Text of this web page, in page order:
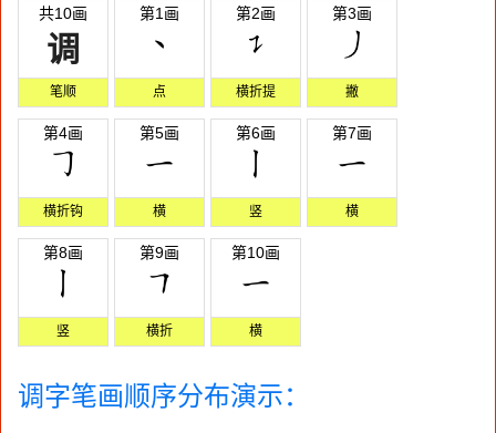
共10画
调
笔顺
第1画
点
第2画
横折提
第3画
撇
第4画
横折钩
第5画
横
第6画
竖
第7画
横
第8画
竖
第9画
横折
第10画
横
调字笔画顺序分布演示：